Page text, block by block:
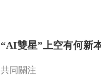
“AI雙星”上空有何新
共同關注